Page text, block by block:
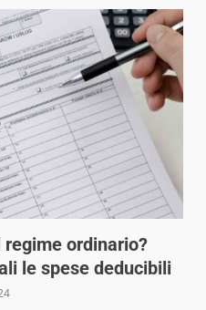
ordinario?
le spese deducibili